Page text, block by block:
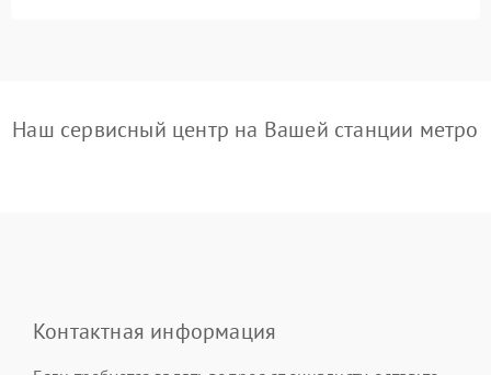
Наш сервисный центр на Вашей станции метро
Контактная информация